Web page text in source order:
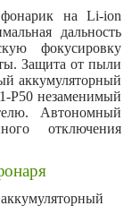
на Li-ion
дальность
фокусировку
Защита от пыли
аккумуляторный
P50 незаменимый
Автономный
отключения